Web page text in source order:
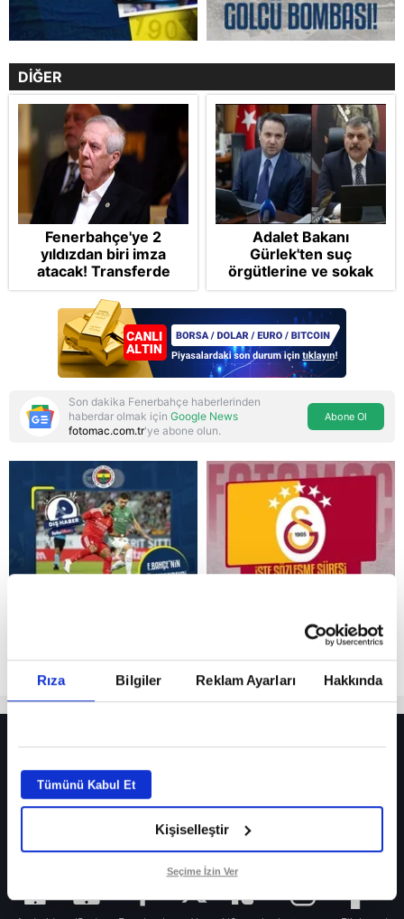
Rıza Bilgiler Reklam Ayarları Hakkında
Tümünü Kabul Et
Kişiselleştir
Seçime İzin Ver
Reddet
DİĞER
Fenerbahçe'ye 2
yıldızdan biri imza
atacak! Transferde
golcü harekatı...
Adalet Bakanı
Gürlek'ten suç
örgütlerine ve sokak
çetelerine net mesaj:
"Devlet tepenize
binecek"
Son dakika Fenerbahçe haberlerinden
haberdar olmak için Google News
fotomac.com.tr'ye abone olun.
Abone Ol
Fenerbahçe’de sürpriz ayrılık ihtimali! Devre arasında gelmişti
Fenerbahçe’nin yeni transferi Mason Greenwood için olay sözler!
Galatasaray’da rota yeniden Thiago Almada!